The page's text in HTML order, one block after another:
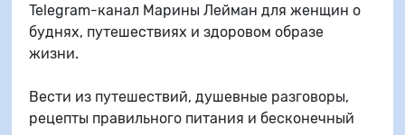
Telegram-канал Марины Лейман для женщин о
буднях, путешествиях и здоровом образе
жизни.
Вести из путешествий, душевные разговоры,
рецепты правильного питания и бесконечный